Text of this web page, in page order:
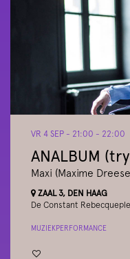
ANALBUM
Maxi (Maxime
VR 4 SEP - 21:00 - 22:00
ZAAL 3, DEN HAAG
De Constant
MUZIEKPERFORMANCE